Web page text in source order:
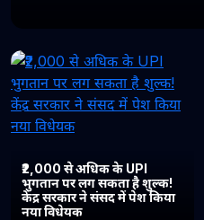
₹2,000 से अधिक के UPI
भुगतान पर लग सकता है शुल्क!
केंद्र सरकार ने संसद में पेश किया
नया विधेयक